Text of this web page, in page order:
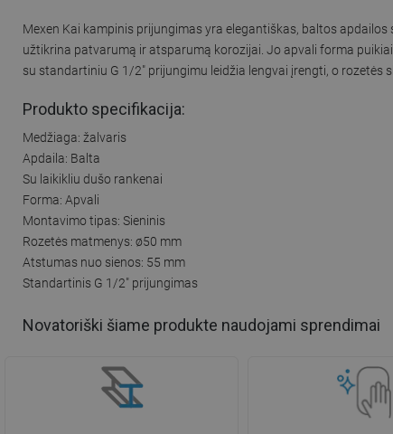
Mexen Kai kampinis prijungimas yra elegantiškas, baltos
užtikrina patvarumą ir atsparumą korozijai. Jo apvali forma
su standartiniu G 1/2" prijungimu leidžia lengvai įrengti, o
Produkto specifikacija:
Medžiaga: žalvaris
Apdaila: Balta
Su laikikliu dušo rankenai
Forma: Apvali
Montavimo tipas: Sieninis
Rozetės matmenys: ø50 mm
Atstumas nuo sienos: 55 mm
Standartinis G 1/2" prijungimas
Novatoriški šiame produkte naudojami sprendimai